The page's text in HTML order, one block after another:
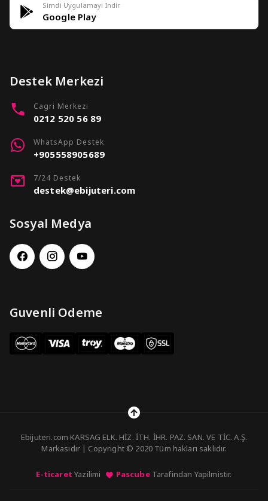
Simdi Uygulamayi Indir
Google Play
Destek Merkezi
Cagri Merkezi
0212 520 56 89
WhatsApp Destek
+905558905689
7/24 Destek
destek@ebijuteri.com
Sosyal Medya
Guvenli Odeme
Ebijuteri.com KARSAG ELK. HİZ. İTH. İHR. PAZ. SAN. VE TİC. A.Ş.
Markasıdır | Copyright © 2020 Tüm hakları saklıdır.
E-ticaret Yazilimi PascubeTarafindan Yapilmistir.